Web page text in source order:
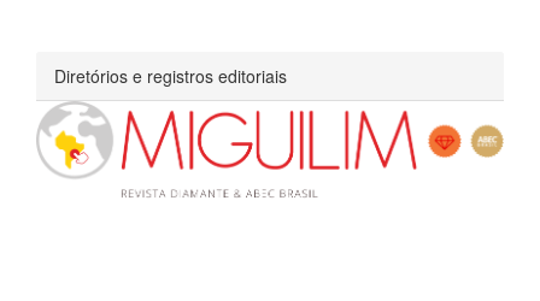
Diretórios e registros editoriais